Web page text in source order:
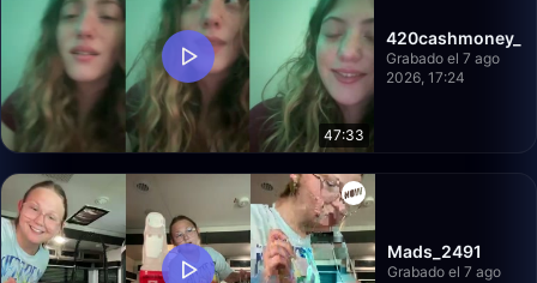
47:33
420cashmoney_
Grabado el 7 ago
2026, 17:24
Mads_2491
Grabado el 7 ago